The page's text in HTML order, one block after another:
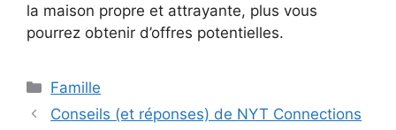
la maison propre et attrayante, plus vous
pourrez obtenir d’offres potentielles.
Catégories
Famille
Conseils (et réponses) de NYT Connections